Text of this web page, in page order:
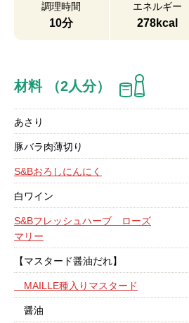
調理時間
10分
エネルギー
278kcal
材料 （2人分）
あさり
豚バラ肉薄切り
S&Bおろしにんにく
白ワイン
S&Bフレッシュハーブ ローズ
マリー
【マスタード醤油だれ】
MAILLE種入りマスタード
醤油